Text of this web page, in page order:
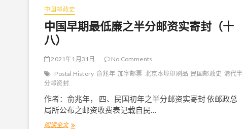
十
）
中国邮政史
中国早期最低廉之半分邮资实寄封（十
八）
2021年1月31日
No Comments
Postal History 俞兆年 加字邮票 北京本埠印刷品 民国邮政史 清代半
分邮资封
作者：俞兆年， 四、民国初年之半分邮资实寄封 依邮政总
局所公布之邮资收费表记载自民…
阅读全文中